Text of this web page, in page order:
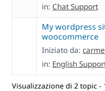
in: Chat Support
My wordpress
woocommerce
Iniziato da:
in: English
Visualizzazione di 2 topic -